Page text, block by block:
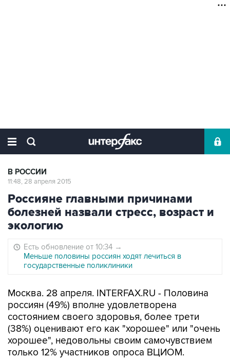
В РОССИИ
11:48, 28 апреля 2015
Россияне главными причинами
болезней назвали стресс, возраст и
экологию
Есть обновление от 10:34 →
Меньше половины россиян ходят лечиться в
государственные поликлиники
Москва. 28 апреля. INTERFAX.RU - Половина
россиян (49%) вполне удовлетворена
состоянием своего здоровья, более трети
(38%) оценивают его как "хорошее" или "очень
хорошее", недовольны своим самочувствием
только 12% участников опроса ВЦИОМ.